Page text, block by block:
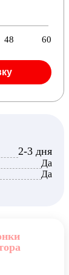
48 60
2-3 дня
Да
Да